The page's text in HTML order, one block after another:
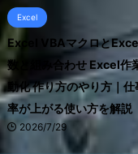
Excel
Excel VBAマクロと
数と組み合わせ Excel作
動化 作り方のやり方｜
率が上がる使い方を解説
2026/7/29